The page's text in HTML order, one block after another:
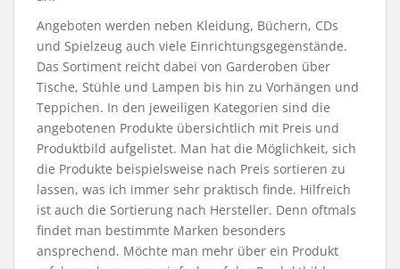
Angeboten werden neben Kleidung, Büchern, CDs
und Spielzeug auch viele Einrichtungsgegenstände.
Das Sortiment reicht dabei von Garderoben über
Tische, Stühle und Lampen bis hin zu Vorhängen und
Teppichen. In den jeweiligen Kategorien sind die
angebotenen Produkte übersichtlich mit Preis und
Produktbild aufgelistet. Man hat die Möglichkeit, sich
die Produkte beispielsweise nach Preis sortieren zu
lassen, was ich immer sehr praktisch finde. Hilfreich
ist auch die Sortierung nach Hersteller. Denn oftmals
findet man bestimmte Marken besonders
ansprechend. Möchte man mehr über ein Produkt